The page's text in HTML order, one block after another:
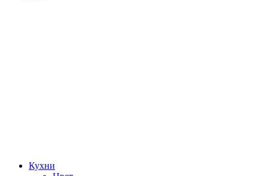
Кухни